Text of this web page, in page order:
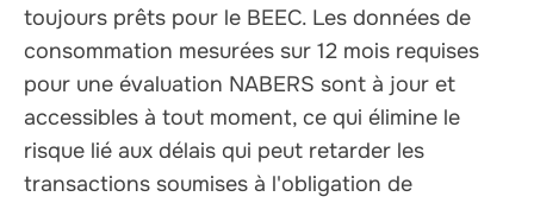
toujours prêts pour le BEEC. Les données de
consommation mesurées sur 12 mois requises
pour une évaluation NABERS sont à jour et
accessibles à tout moment, ce qui élimine le
risque lié aux délais qui peut retarder les
transactions soumises à l'obligation de